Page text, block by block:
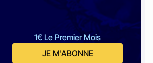
1€ Le Premier Mois
JE M'ABONNE